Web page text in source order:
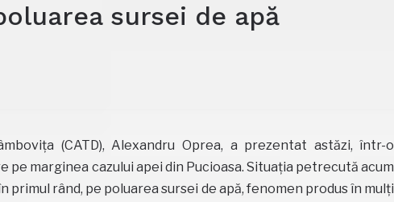
sursei de apă
(CATD), Alexandru Oprea, a prezentat astăzi, într-o
marginea cazului apei din Pucioasa. Situația petrecută acum
primul rând, pe poluarea sursei de apă, fenomen produs în mulți